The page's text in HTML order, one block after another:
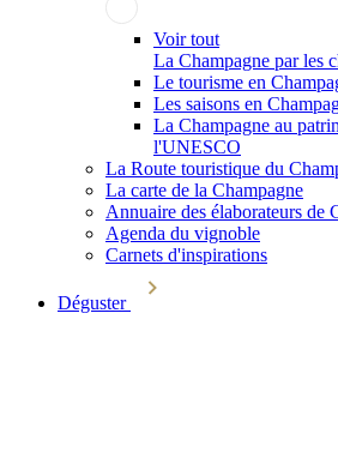
Voir tout
La Champagne par les
Le tourisme en
Les saisons en
La Champagne au
l'UNESCO
La Route touristique du
La carte de la Champagne
Annuaire des élaborateurs de
Agenda du vignoble
Carnets d'inspirations
Déguster